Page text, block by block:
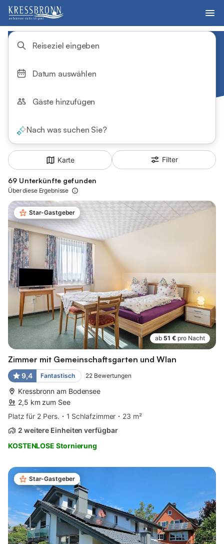
Reiseziel eingeben
Datum auswählen
Gäste hinzufügen
Nach was suchen Sie?
Karte Filter
69 Unterkünfte gefunden
Über diese Ergebnisse
Star-Gastgeber
ab 51 € pro Nacht
Zimmer mit Gemeinschaftsgarten und Wlan
9,4 Fantastisch 22 Bewertungen
Kressbronn am Bodensee
2,5 km zum See
Platz für 2 Pers.
1 Schlafzimmer
23 m²
2 weitere Einheiten verfügbar
KOSTENLOSE Stornierung
Star-Gastgeber